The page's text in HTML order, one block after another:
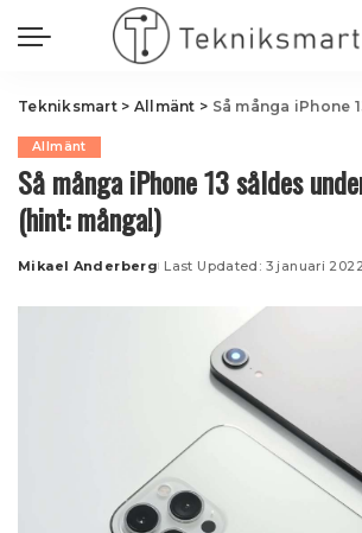
Tekniksmart> Allmänt > Så många iPhone 13 såldes
Allmänt
Så många iPhone 13 såldes
(hint: många!)
Posted
Mikael Anderberg Last Updated: 3 januari